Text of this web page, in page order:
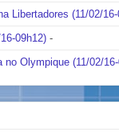
Libertadores (11/02/16-
09h12) -
Olympique (11/02/